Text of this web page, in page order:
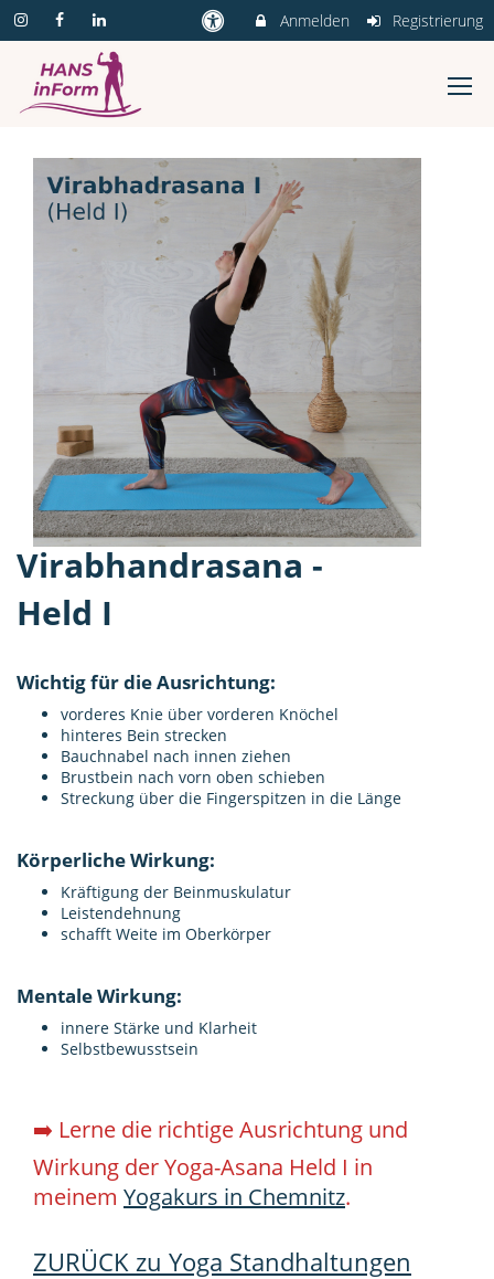
Anmelden Registrierung
Virabhandrasana -
Held I
Wichtig für die Ausrichtung:
vorderes Knie über vorderen Knöchel
hinteres Bein strecken
Bauchnabel nach innen ziehen
Brustbein nach vorn oben schieben
Streckung über die Fingerspitzen in die Länge
Körperliche Wirkung:
Kräftigung der Beinmuskulatur
Leistendehnung
schafft Weite im Oberkörper
Mentale Wirkung:
innere Stärke und Klarheit
Selbstbewusstsein
➡️ Lerne die richtige Ausrichtung und
Wirkung der Yoga-Asana Held I in
meinem Yogakurs in Chemnitz.
ZURÜCK zu Yoga Standhaltungen